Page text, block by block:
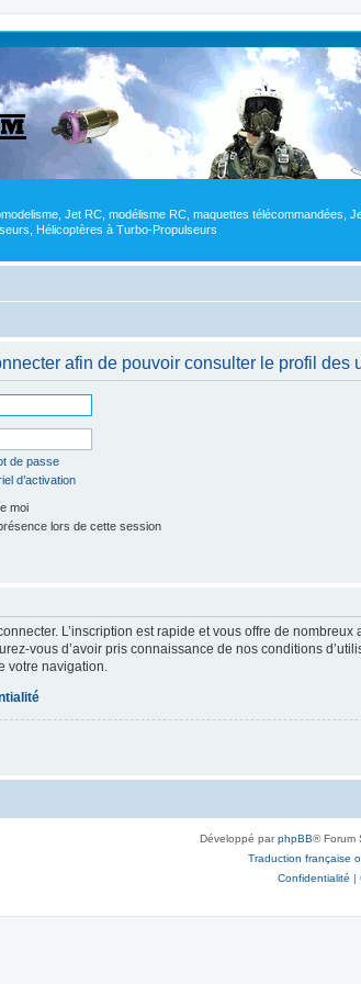
Jet RC, modélisme RC, maquettes télécommandées,
Hélicoptères à Turbo-Propulseurs
afin de pouvoir consulter le profil des
de passe
d’activation
moi
lors de cette session
L’inscription est rapide et vous offre de
vous d’avoir pris connaissance de nos conditions
votre navigation.
Développé parphpBB® Forum
Traduction française
Confidentialité |